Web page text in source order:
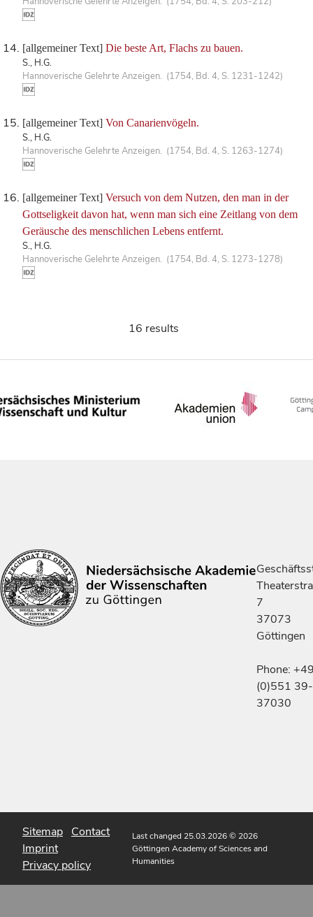
[allgemeiner Text] Die beste Art, Flachs zu bauen.
S., H.G.
Hannoverische Gelehrte Anzeigen. (1754, Bd. 4, S. 1231-1242)
[allgemeiner Text] Von Canarienvögeln.
S., H.G.
Hannoverische Gelehrte Anzeigen. (1754, Bd. 4, S. 1263-1274)
[allgemeiner Text] Versuch von dem Nutzen, den man in der
Gottseligkeit davon hat, wenn man sich eine Zeitlang von dem
Geräusche des menschlichen Lebens entfernt.
S., H.G.
Hannoverische Gelehrte Anzeigen. (1754, Bd. 4, S. 1273-1278)
16 results
7
37073
Göttingen
Phone:
(0)551 39-
37030
Sitemap Contact
Imprint
Privacy policy
Last changed 25.03.2026© 2026
Göttingen Academy of Sciences and
Humanities